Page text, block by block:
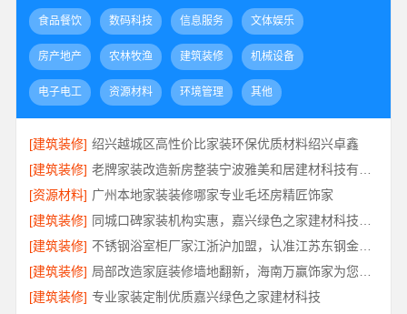
食品餐饮 数码科技 信息服务 文体娱乐
房产地产 农林牧渔 建筑装修 机械设备
电子电工 资源材料 环境管理 其他
[建筑装修] 绍兴越城区高性价比家装环保优质材料绍兴卓鑫
[建筑装修]
[资源材料] 广州本地家装装修哪家专业毛坯房精匠饰家
[建筑装修]
[建筑装修]
不锈钢浴室柜厂家江浙沪加盟，认准江苏东钢金属科技有限公司
[建筑装修]
[建筑装修] 专业家装定制优质嘉兴绿色之家建材科技